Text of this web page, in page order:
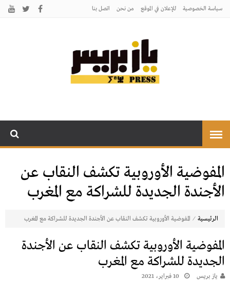
سياسة الخصوصية للإعلان في الموقع من نحن اتصل بنـا
المفوضية الأوروبية تكشف النقاب عن
الأجندة الجديدة للشراكة مع المغرب
الرئيسية ⁄ المفوضية الأوروبية تكشف النقاب عن الأجندة الجديدة للشراكة مع المغرب
المفوضية الأوروبية تكشف النقاب عن الأجندة
الجديدة للشراكة مع المغرب
يـاز بريـس 10 فبراير، 2021